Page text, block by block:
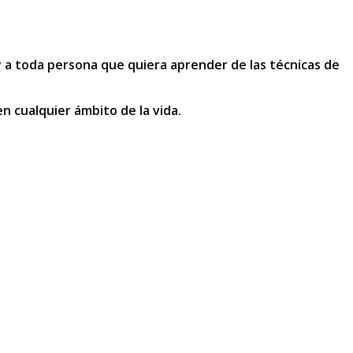
toda persona que quiera aprender de las técnicas de
cualquier ámbito de la vida.